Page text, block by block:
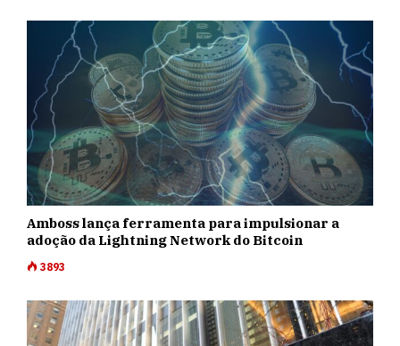
Amboss lança ferramenta para impulsionar a
adoção da Lightning Network do Bitcoin
3893